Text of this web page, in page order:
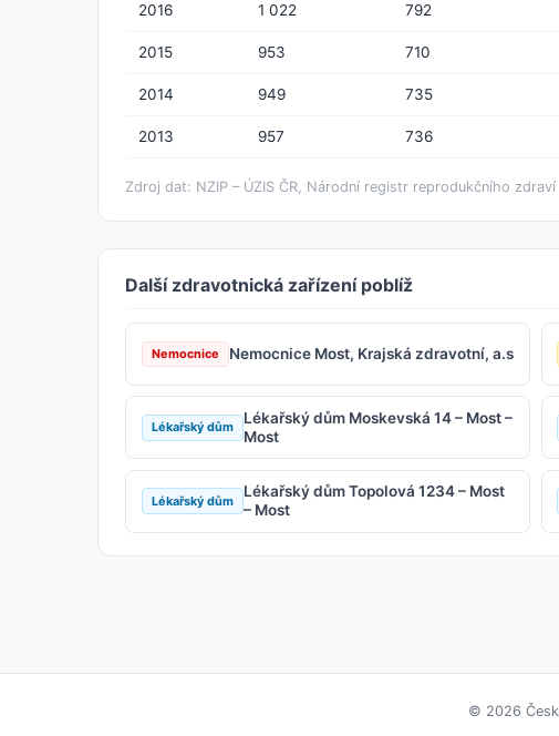
2016 1 022 792
2015 953 710
2014 949 735
2013 957 736
Zdroj dat: NZIP – ÚZIS ČR, Národní registr reprodukčního zdraví
Další zdravotnická zařízení poblíž
Nemocnice Nemocnice Most, Krajská zdravotní, a.s
Lékařský dům
Lékařský dům Moskevská 14 – Most –
Most
Lékařský dům
Lékařský dům Topolová 1234 – Most
– Most
© 2026